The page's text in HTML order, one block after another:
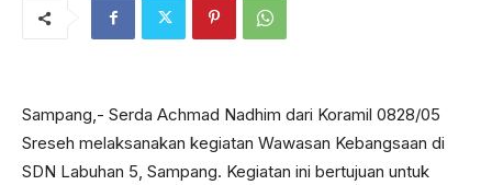
Sampang,- Serda Achmad Nadhim dari Koramil 0828/05
Sreseh melaksanakan kegiatan Wawasan Kebangsaan di
SDN Labuhan 5, Sampang. Kegiatan ini bertujuan untuk